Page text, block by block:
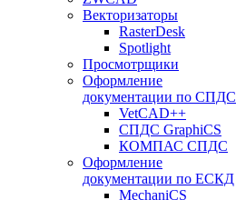
Векторизаторы
RasterDesk
Spotlight
Просмотрщики
Оформление
документации по СПДС
VetCAD++
СПДС GraphiCS
КОМПАС СПДС
Оформление
документации по ЕСКД
MechaniCS